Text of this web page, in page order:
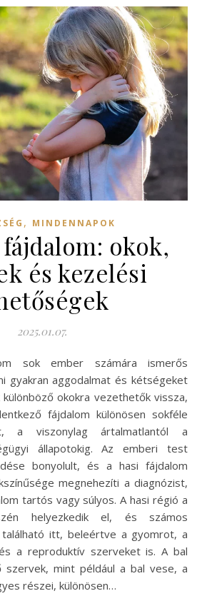
, MINDENNAPOK
okok,
és kezelési
2025.01.07.
gyakran aggodalmat és kétségeket
különböző okokra vezethetők vissza,
fájdalom különösen sokféle
a viszonylag ártalmatlantól a
állapotokig. Az emberi test
bonyolult, és a hasi fájdalom
megnehezíti a diagnózist,
tartós vagy súlyos. A hasi régió a
helyezkedik el, és számos
itt, beleértve a gyomrot, a
a reproduktív szerveket is. A bal
szervek, mint például a bal vese, a
részei, különösen…